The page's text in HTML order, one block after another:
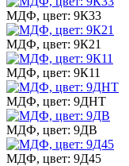
МДФ, цвет: 9К33
МДФ, цвет: 9К21
МДФ, цвет: 9К11
МДФ, цвет: 9ДНТ
МДФ, цвет: 9ДВ
МДФ, цвет: 9Д45